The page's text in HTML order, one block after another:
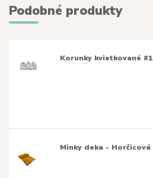
Podobné produkty
Korunky kvietkované #1
Minky deka - Horčicová